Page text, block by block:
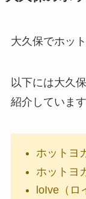
大久保でホッ
以下には大久
紹介しています
ホットヨ
ホットヨ
loIve（ロ